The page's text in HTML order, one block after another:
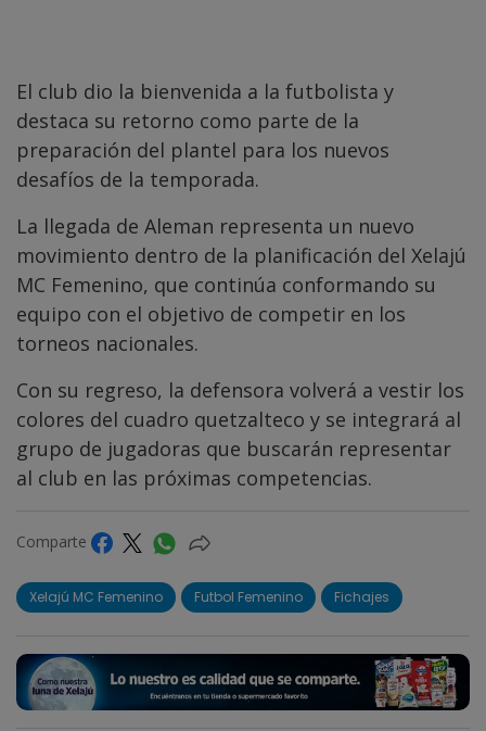
El club dio la bienvenida a la futbolista y
destaca su retorno como parte de la
preparación del plantel para los nuevos
desafíos de la temporada.
La llegada de Aleman representa un nuevo
movimiento dentro de la planificación del Xelajú
MC Femenino, que continúa conformando su
equipo con el objetivo de competir en los
torneos nacionales.
Con su regreso, la defensora volverá a vestir los
colores del cuadro quetzalteco y se integrará al
grupo de jugadoras que buscarán representar
al club en las próximas competencias.
Comparte
Xelajú MC Femenino Futbol Femenino Fichajes